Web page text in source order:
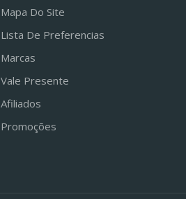
Mapa Do Site
Lista De Preferencias
Marcas
Vale Presente
Afiliados
Promoções